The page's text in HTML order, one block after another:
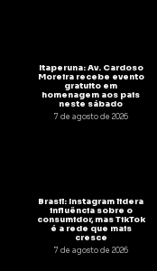
Itaperuna: Av. Cardoso
Moreira recebe evento
gratuito em
homenagem aos pais
neste sábado
7 de agosto de 2026
Brasil: Instagram lidera
influência sobre o
consumidor, mas TikTok
é a rede que mais
cresce
7 de agosto de 2026